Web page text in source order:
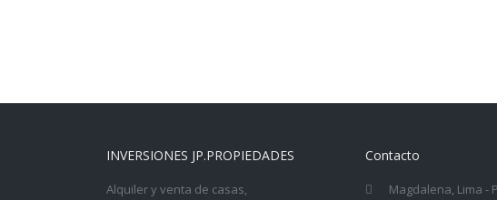
INVERSIONES JP.PROPIEDADES
Alquiler y venta de casas,
Contacto
Magdalena, Lima -